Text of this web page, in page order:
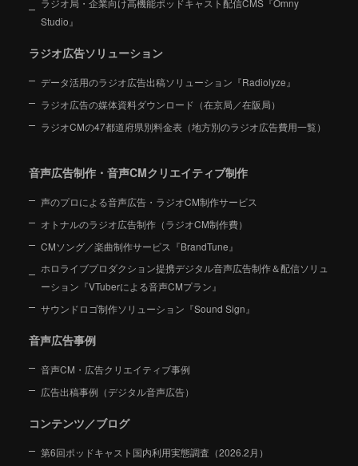
Studio』
ラジオ広告ソリューション
データ活用のラジオ広告出稿ソリューション『Radiolyze』
ラジオ広告の媒体資料ダウンロード（在京局／在阪局）
ラジオCMの47都道府県別料金表（地方別のラジオ広告費用一覧）
音声広告制作・音声CMクリエイティブ制作
声のプロによる音声広告・ラジオCM制作サービス
オトナルのラジオ広告制作（ラジオCM制作費）
CMソング／楽曲制作サービス『BrandTune』
ホロライブプロダクション提携デジタル音声広告制作＆配信ソリュ
ーション 『VTuberによる音声CMプラン』
サウンドロゴ制作ソリューション『Sound Sign』
音声広告事例
音声CM・広告クリエイティブ事例
広告出稿事例（デジタル音声広告）
コンテンツ／ブログ
第6回ポッドキャスト国内利用実態調査（2026.2月）